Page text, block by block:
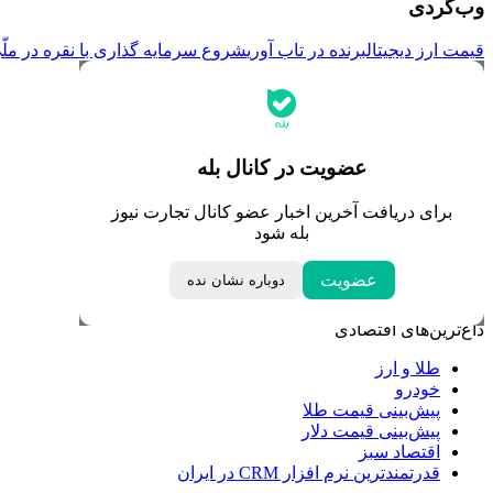
وب‌گردی
قیمت ارز دیجیتالبرنده در تاب آوریشروع سرمایه گذاری با نقره در
عضویت در کانال بله
برای دریافت آخرین اخبار عضو کانال تجارت نیوز
بله شود
عضویت دوباره نشان نده
جدیدترین قیمت‌ها
قیمت یورو
ابزار تبدیل نرخ ارز
لحظه تحویل سال
داغ‌ترین‌های اقتصادی
طلا و ارز
خودرو
پیش‌بینی قیمت طلا
پیش‌بینی قیمت دلار
اقتصاد سبز
قدرتمندترین نرم‌ افزار CRM در ایران